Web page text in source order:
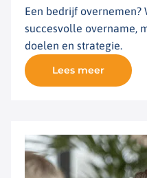
Een bedrijf
succesvolle overname,
doelen en strategie.
Lees meer